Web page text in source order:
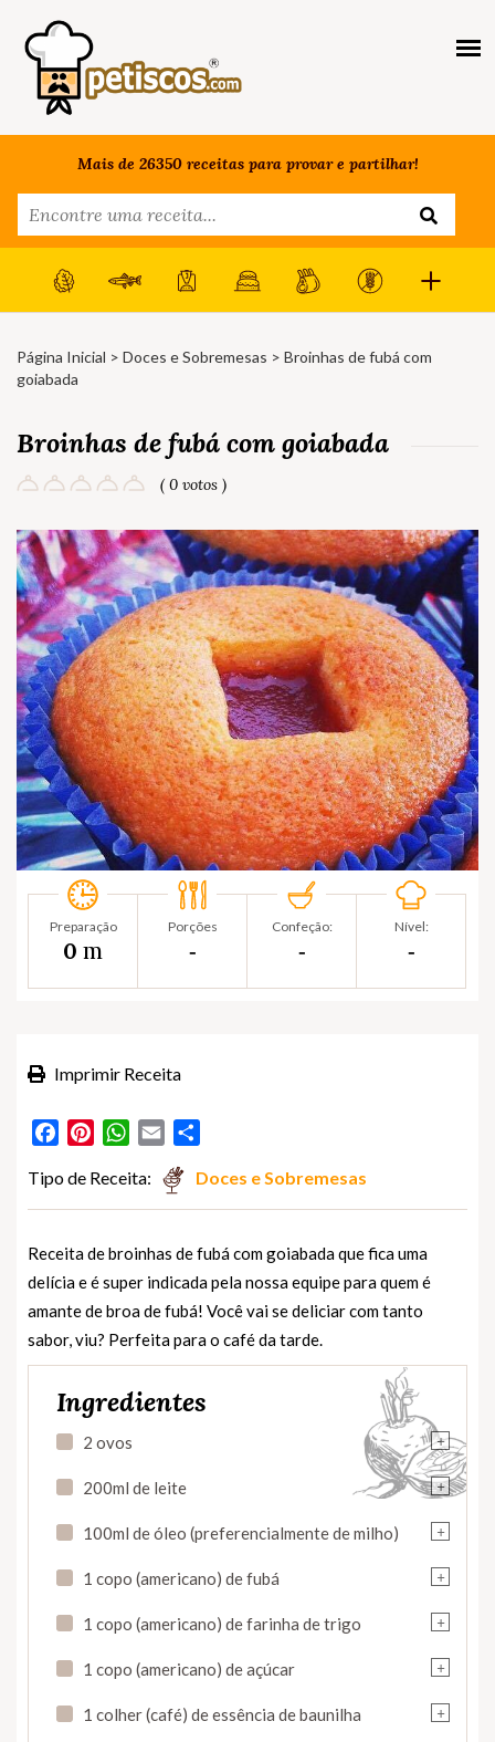
Mais de 26350 receitas para provar e partilhar!
Página Inicial > Doces e Sobremesas > Broinhas de fubá com
goiabada
Broinhas de fubá com goiabada
( 0 votos )
Preparação
0 m
Porções
‐
Confeção:
‐
Nível:
‐
Imprimir Receita
FacebookPinterestWhatsApp
Email
Tipo de Receita: Doces e Sobremesas
Receita de broinhas de fubá com goiabada que fica uma
delícia e é super indicada pela nossa equipe para quem é
amante de broa de fubá! Você vai se deliciar com tanto
sabor, viu? Perfeita para o café da tarde.
Ingredientes
+
2 ovos
+
200ml de leite
+
100ml de óleo (preferencialmente de milho)
+
1 copo (americano) de fubá
+
1 copo (americano) de farinha de trigo
+
1 copo (americano) de açúcar
+
1 colher (café) de essência de baunilha